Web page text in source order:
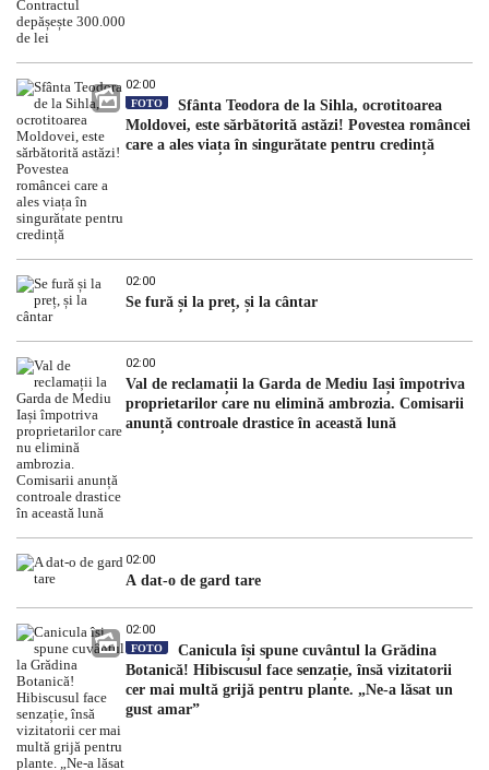
02:00
FOTO
Sfânta Teodora de la Sihla, ocrotitoarea
Moldovei, este sărbătorită astăzi! Povestea româncei
care a ales viața în singurătate pentru credință
02:00
Se fură și la preț, și la cântar
02:00
Val de reclamații la Garda de Mediu Iași împotriva
proprietarilor care nu elimină ambrozia. Comisarii
anunță controale drastice în această lună
02:00
A dat-o de gard tare
02:00
FOTO
Canicula își spune cuvântul la Grădina
Botanică! Hibiscusul face senzație, însă vizitatorii
cer mai multă grijă pentru plante. „Ne-a lăsat un
gust amar”